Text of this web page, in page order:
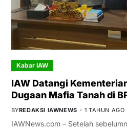
Kabar IAW
IAW Datangi
Dugaan Mafia Tanah di
BYREDAKSI IAWNEWS 1 TAHUN AGO
IAWNews.com – Setelah